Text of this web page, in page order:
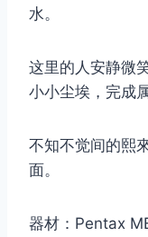
水。
这里的人安静微
小小尘埃，完成
不知不觉间的熙
面。
器材：Pentax